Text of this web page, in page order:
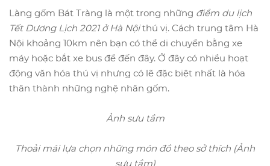
Làng gốm Bát Tràng là một trong những điểm du lịch
Tết Dương Lịch 2021 ở Hà Nộithú vị. Cách trung tâm Hà
Nội khoảng 10km nên bạn có thể di chuyển bằng xe
máy hoặc bắt xe bus để đến đây. Ở đây có nhiều hoạt
động văn hóa thú vị nhưng có lẽ đặc biệt nhất là hóa
thân thành những nghệ nhân gốm.
Ảnh sưu tầm
Thoải mái lựa chọn những món đồ theo sở thích (Ảnh
sưu tầm)